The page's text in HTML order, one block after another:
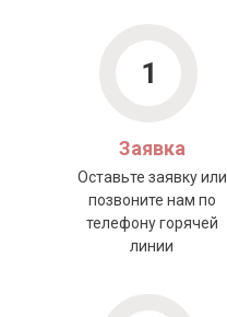
1
Заявка
Оставьте заявку или
позвоните нам по
телефону горячей
линии